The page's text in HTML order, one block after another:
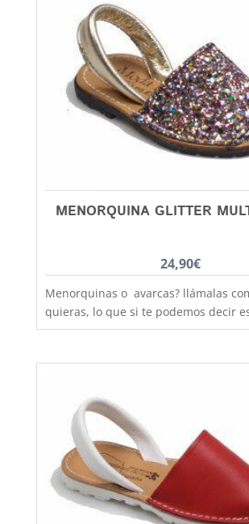
con todos los estilos de ropa y
rango de tallas para poder calzar a
pequeños de la casa, hermanos y
hermanas mayores, madres, padres,
abuelas......... desde la talla 28 a la 41.
tener en cuenta que las tallas no
grandes y si tienes dudas entre dos
elige siempre el más grande
MENORQUINA GLITTER
24,90€
Menorquinas o avarcas? llámalas
quieras, lo que si te podemos decir
fabricación nacional y hechas por
transpiración, comodidad y
con todos los estilos de ropa y
rango de tallas para poder calzar a
pequeñas de la casa, hermanas
madres, padres, abuelas......... desde
la 41. Debes tener en cuenta que las tallas no son
muy grandes y si tienes dudas entre
elige siempre el más grande